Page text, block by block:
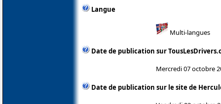
Langue
Multi-langues
Date de publication sur
Mercredi 07 octobre
Date de publication sur le site de